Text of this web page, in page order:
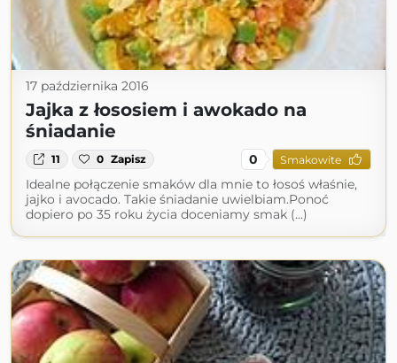
17 października 2016
Jajka z łososiem i awokado na
śniadanie
11 0 Zapisz 0 Smakowite
Idealne połączenie smaków dla mnie to łosoś właśnie,
jajko i avocado. Takie śniadanie uwielbiam.Ponoć
dopiero po 35 roku życia doceniamy smak (...)